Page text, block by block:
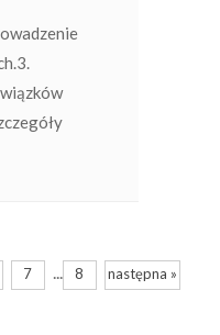
7 ... 8 następna »